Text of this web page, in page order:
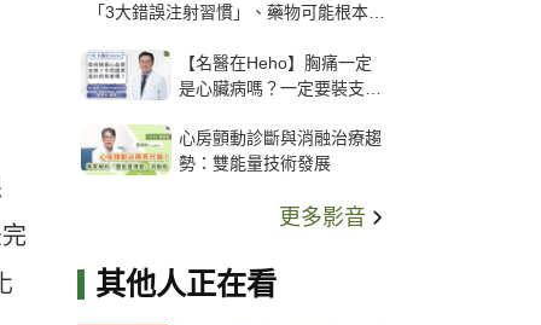
「3大錯誤注射習慣」、藥物可能根本沒
【名醫在Heho】胸痛一定
是心臟病嗎？一定要裝支
解析支架種類、風險與選擇
關鍵
心房顫動診斷與消融治療趨
勢：雙能量技術發展
更多影音
其他人正在看